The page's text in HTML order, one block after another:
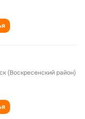
(Воскресенский район)